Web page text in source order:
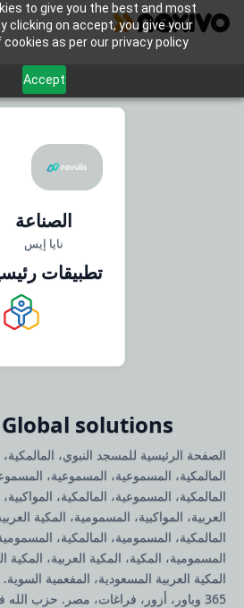
to give you the best and most
clicking on accept, you give your
as per our privacy policy.
Accept
الصناعة
نايا إيس
تطبيقات
solutions
الصفحة الرئيسية للمسجد النبوي،
المالمكية، المسموعية، المسموعية،
المالمكية، المسموعية، المالمكية،
العربية، المواكبية، المسمومية، المكية
المالمكية، المسمومية، المالمكية،
المسمومية، المكية، المكية العربية، المكية
المكية العربية المسعودية، المفعمية
365 وباور، أزور، فراغات، مصر. حزب